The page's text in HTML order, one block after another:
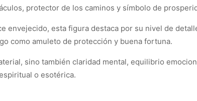
protector de los caminos y símbolo de
envejecido, esta figura destaca por su nivel de
como amuleto de protección y buena fortuna.
sino también claridad mental, equilibrio
o esotérica.